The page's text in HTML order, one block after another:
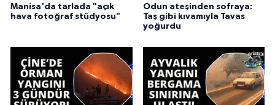
Manisa'da tarlada "açık
hava fotoğraf stüdyosu"
Odun ateşinden sofraya:
Taş gibi kıvamıyla Tavas
yoğurdu